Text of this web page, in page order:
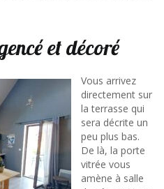
et décoré
Vous arrivez
directement sur
la terrasse qui
sera décrite un
peu plus bas.
De là, la porte
vitrée vous
amène à salle